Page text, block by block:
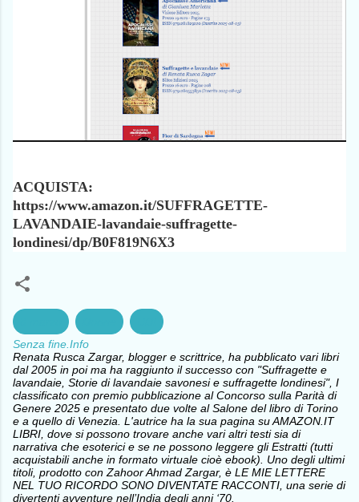
ACQUISTA:
https://www.amazon.it/SUFFRAGETTE-
LAVANDAIE-lavandaie-suffragette-
londinesi/dp/B0F819N6X3
Senza fine.Info
Renata Rusca Zargar, blogger e scrittrice, ha pubblicato vari libri
dal 2005 in poi ma ha raggiunto il successo con "Suffragette e
lavandaie, Storie di lavandaie savonesi e suffragette londinesi", I
classificato con premio pubblicazione al Concorso sulla Parità di
Genere 2025 e presentato due volte al Salone del libro di Torino
e a quello di Venezia. L'autrice ha la sua pagina su AMAZON.IT
LIBRI, dove si possono trovare anche vari altri testi sia di
narrativa che esoterici e se ne possono leggere gli Estratti (tutti
acquistabili anche in formato virtuale cioè ebook). Uno degli ultimi
titoli, prodotto con Zahoor Ahmad Zargar, è LE MIE LETTERE
NEL TUO RICORDO SONO DIVENTATE RACCONTI, una serie di
divertenti avventure nell’India degli anni ‘70.